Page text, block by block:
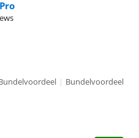
| Bundelvoordeel